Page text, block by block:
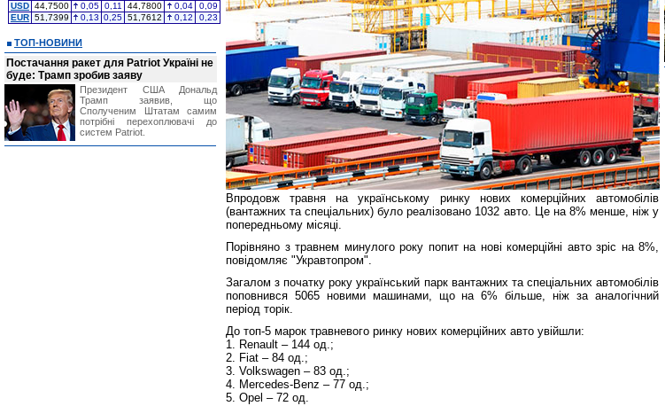
Впродовж травня на українському ринку нових комерційних автомобілів
(вантажних та спеціальних) було реалізовано 1032 авто. Це на 8% менше, ніж у
попередньому місяці.
Порівняно з травнем минулого року попит на нові комерційні авто зріс на 8%,
повідомляє "Укравтопром".
Загалом з початку року український парк вантажних та спеціальних автомобілів
поповнився 5065 новими машинами, що на 6% більше, ніж за аналогічний
період торік.
До топ-5 марок травневого ринку нових комерційних авто увійшли:
Renault ‒ 144 од.;
Fiat ‒ 84 од.;
Volkswagen ‒ 83 од.;
Mercedes-Benz ‒ 77 од.;
Opel ‒ 72 од.
USD 44,7500 0,05 0,11 44,7800 0,04
0,09
EUR 51,7399 0,13 0,25 51,7612 0,12 0,23
ТОП-НОВИНИ
Постачання ракет для Patriot Україні не
буде: Трамп зробив заяву
Президент США Дональд
Трамп заявив, що
Сполученим Штатам самим
потрібні перехоплювачі до
систем Patriot.